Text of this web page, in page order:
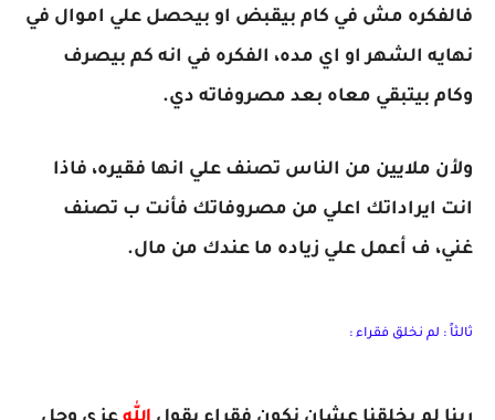
فالفكره مش في كام بيقبض او بيحصل علي اموال في
نهايه الشهر او اي مده، الفكره في انه كم بيصرف
وكام بيتبقي معاه بعد مصروفاته دي.
ولأن ملايين من الناس تصنف علي انها فقيره، فاذا
انت ايراداتك اعلي من مصروفاتك فأنت ب تصنف
غني، ف أعمل علي زياده ما عندك من مال.
ثالثاً : لم نخلق فقراء :